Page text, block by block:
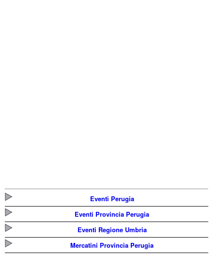
Eventi Perugia
Eventi Provincia Perugia
Eventi Regione Umbria
Mercatini Provincia Perugia